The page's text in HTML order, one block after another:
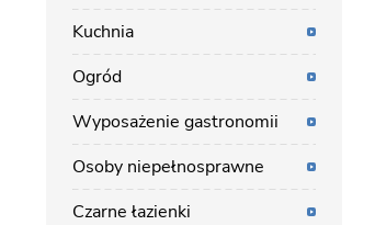
Kuchnia
Ogród
Wyposażenie gastronomii
Osoby niepełnosprawne
Czarne łazienki